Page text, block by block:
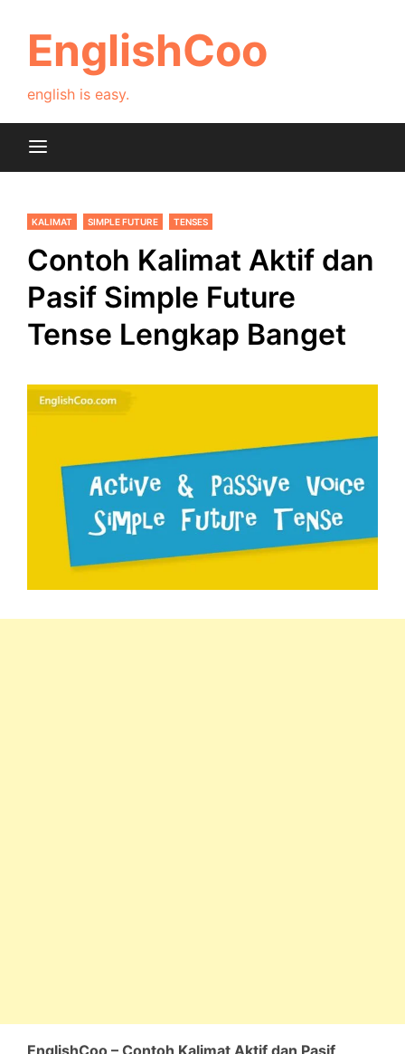
contentEnglishCoo
english is easy.
KALIMAT SIMPLE FUTURE TENSES
Contoh Kalimat Aktif dan
Pasif Simple Future
Tense Lengkap Banget
EnglishCoo – Contoh Kalimat Aktif dan Pasif